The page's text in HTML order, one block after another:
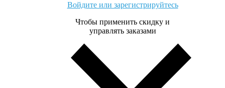
Войдите или зарегистрируйтесь
Чтобы применить скидку и
управлять заказами